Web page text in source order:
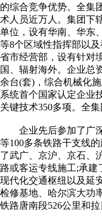
的综合竞争优势。全集
术人员近万人。集团下
单位，设有华南、华东
等8个区域性指挥部以
省市经营部，设有针对
国、辐射海外。企业总
余台(套)，综合机械化
系统首个国家认定企业
关键技术350多项。全
企业先后参加了广深
等100多条铁路干支线
了武广、京沪、京石、
路或客运专线施工;承
现代化交通枢纽以及延
检修基地、哈尔滨大功
铁路唐南段526公里和